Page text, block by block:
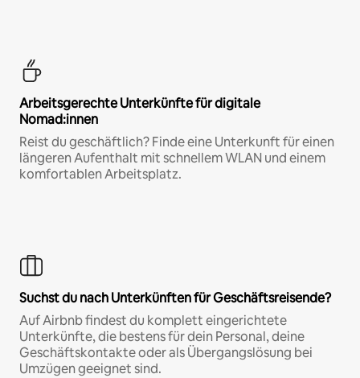
Arbeitsgerechte Unterkünfte für digitale
Nomad:innen
Reist du geschäftlich? Finde eine Unterkunft für einen
längeren Aufenthalt mit schnellem WLAN und einem
komfortablen Arbeitsplatz.
Suchst du nach Unterkünften für Geschäftsreisende?
Auf Airbnb findest du komplett eingerichtete
Unterkünfte, die bestens für dein Personal, deine
Geschäftskontakte oder als Übergangslösung bei
Umzügen geeignet sind.